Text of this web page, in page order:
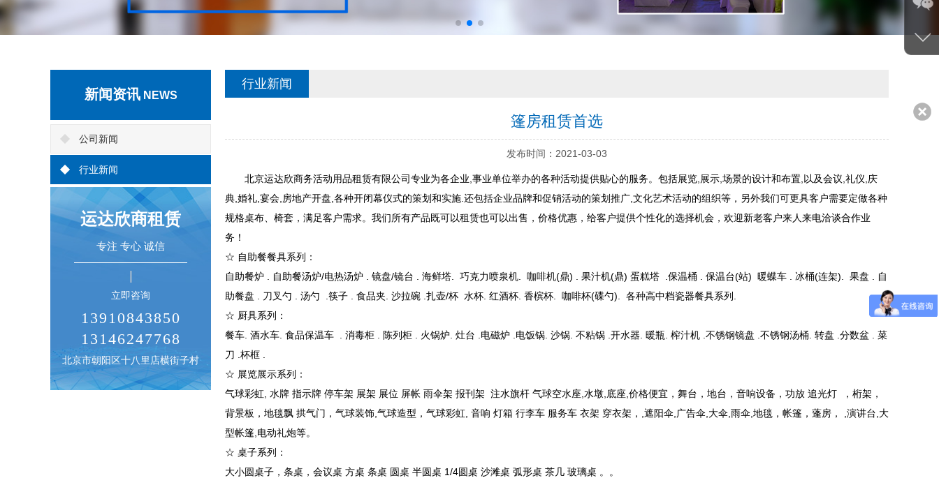
新闻资讯 NEWS
公司新闻
行业新闻
运达欣商租赁
专注 专心 诚信
立即咨询
13910843850
13146247768
北京市朝阳区十八里店横街子村
行业新闻
篷房租赁首选
发布时间：2021-03-03
北京运达欣商务活动用品租赁有限公司专业为各企业,事业单位举办的各种活动提供贴心的服务。包括展览,展示,场景的设计和布置,以及会议,礼仪,庆
典,婚礼,宴会,房地产开盘,各种开闭幕仪式的策划和实施.还包括企业品牌和促销活动的策划推广,文化艺术活动的组织等，另外我们可更具客户需要定做各种
规格桌布、椅套，满足客户需求。我们所有产品既可以租赁也可以出售，价格优惠，给客户提供个性化的选择机会，欢迎新老客户来人来电洽谈合作业
务！
☆ 自助餐餐具系列：
自助餐炉 . 自助餐汤炉/电热汤炉 . 镜盘/镜台 . 海鲜塔. 巧克力喷泉机. 咖啡机(鼎) . 果汁机(鼎) 蛋糕塔 .保温桶 . 保温台(站) 暖蝶车 . 冰桶(连架). 果盘 . 自
助餐盘 . 刀叉勺 . 汤勺 .筷子 . 食品夹. 沙拉碗 .扎壶/杯 水杯. 红酒杯. 香槟杯. 咖啡杯(碟勺). 各种高中档瓷器餐具系列.
☆ 厨具系列：
餐车. 酒水车. 食品保温车 . 消毒柜 . 陈列柜 . 火锅炉. 灶台 .电磁炉 .电饭锅. 沙锅. 不粘锅 .开水器. 暖瓶. 榨汁机 .不锈钢镜盘 .不锈钢汤桶. 转盘 .分数盆 . 菜
刀 .杯框 .
☆ 展览展示系列：
气球彩虹, 水牌 指示牌 停车架 展架 展位 屏帐 雨伞架 报刊架 注水旗杆 气球空水座,水墩,底座,价格便宜，舞台，地台，音响设备，功放 追光灯 ，桁架，
背景板，地毯飘 拱气门，气球装饰,气球造型，气球彩虹, 音响 灯箱 行李车 服务车 衣架 穿衣架，,遮阳伞,广告伞,大伞,雨伞,地毯，帐篷，蓬房， ,演讲台,大
型帐篷,电动礼炮等。
☆ 桌子系列：
大小圆桌子，条桌，会议桌 方桌 条桌 圆桌 半圆桌 1/4圆桌 沙滩桌 弧形桌 茶几 玻璃桌 。。